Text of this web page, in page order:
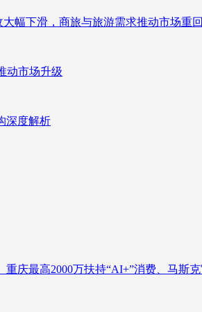
幅下滑，商旅与旅游需求推动市场重
动市场升级
深度解析
庆最高2000万扶持“AI+”消费、马斯